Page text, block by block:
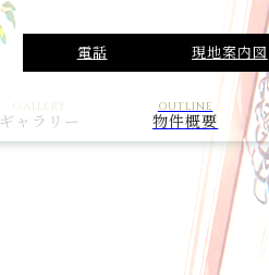
電話 現地案内図
GALLERY
ギャラリー
OUTLINE
物件概要